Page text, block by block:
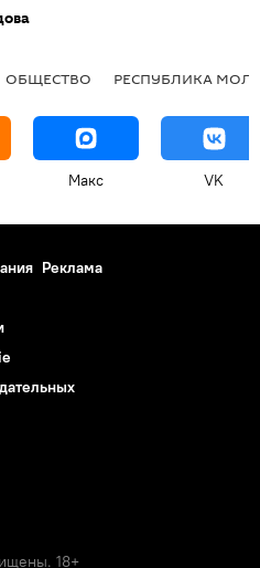
ОБЩЕСТВО РЕСПУБЛИКА
Макс VK
Реклама
18+